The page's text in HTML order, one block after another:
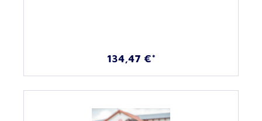
134,47 €*